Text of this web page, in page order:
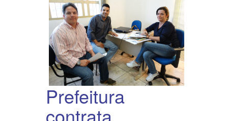
Prefeitura
contrata